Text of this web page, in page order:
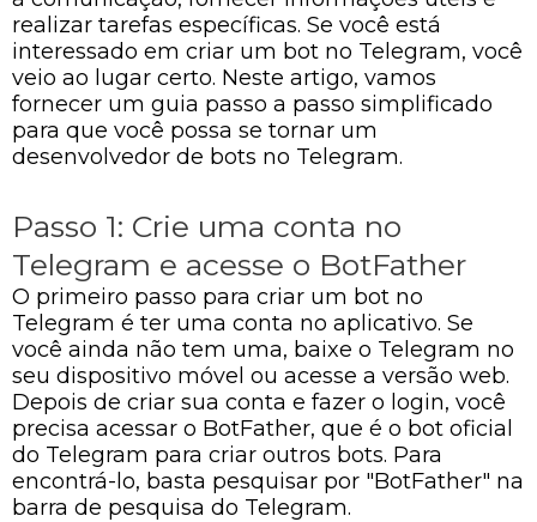
realizar tarefas específicas. Se você está
interessado em criar um bot no Telegram, você
veio ao lugar certo. Neste artigo, vamos
fornecer um guia passo a passo simplificado
para que você possa se tornar um
desenvolvedor de bots no Telegram.
Passo 1: Crie uma conta no
Telegram e acesse o BotFather
O primeiro passo para criar um bot no
Telegram é ter uma conta no aplicativo. Se
você ainda não tem uma, baixe o Telegram no
seu dispositivo móvel ou acesse a versão web.
Depois de criar sua conta e fazer o login, você
precisa acessar o BotFather, que é o bot oficial
do Telegram para criar outros bots. Para
encontrá-lo, basta pesquisar por "BotFather" na
barra de pesquisa do Telegram.